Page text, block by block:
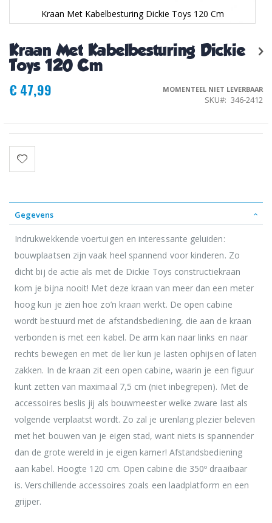
Kraan Met Kabelbesturing Dickie
Toys 120 Cm
€ 47,99 MOMENTEEL NIET LEVERBAAR
SKU 346-2412
Kraan Met Kabelbesturing Dickie Toys 120 Cm
het
begin
van
de
afbeeldingen-
Gegevens
Indrukwekkende voertuigen en interessante geluiden:
bouwplaatsen zijn vaak heel spannend voor kinderen. Zo
dicht bij de actie als met de Dickie Toys constructiekraan
kom je bijna nooit! Met deze kraan van meer dan een meter
hoog kun je zien hoe zo’n kraan werkt. De open cabine
wordt bestuurd met de afstandsbediening, die aan de kraan
verbonden is met een kabel. De arm kan naar links en naar
rechts bewegen en met de lier kun je lasten ophijsen of laten
zakken. In de kraan zit een open cabine, waarin je een figuur
kunt zetten van maximaal 7,5 cm (niet inbegrepen). Met de
accessoires beslis jij als bouwmeester welke zware last als
volgende verplaatst wordt. Zo zal je urenlang plezier beleven
met het bouwen van je eigen stad, want niets is spannender
dan de grote wereld in je eigen kamer! Afstandsbediening
aan kabel. Hoogte 120 cm. Open cabine die 350º draaibaar
is. Verschillende accessoires zoals een laadplatform en een
grijper.